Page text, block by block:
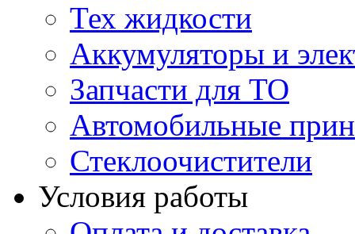
Тех жидкости
Аккумуляторы и
Запчасти для ТО
Автомобильные
Стеклоочистители
Условия работы